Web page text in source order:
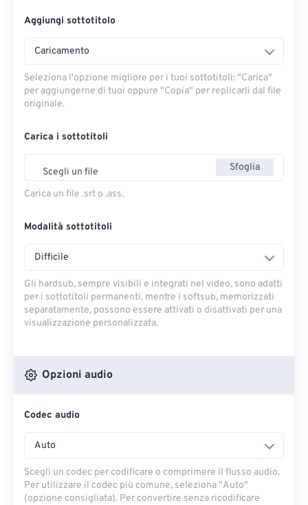
Aggiungi sottotitolo
Caricamento
Seleziona l'opzione migliore per i tuoi sottotitoli: "Carica" ​​
per aggiungerne di tuoi oppure "Copia" per replicarli dal file
originale.
Carica i sottotitoli
Scegli un file Sfoglia
Carica un file .srt o .ass.
Modalità sottotitoli
Difficile
Gli hardsub, sempre visibili e integrati nel video, sono adatti
per i sottotitoli permanenti, mentre i softsub, memorizzati
separatamente, possono essere attivati ​​o disattivati ​​per una
visualizzazione personalizzata.
Opzioni audio
Codec audio
Auto
Scegli un codec per codificare o comprimere il flusso audio.
Per utilizzare il codec più comune, seleziona "Auto"
(opzione consigliata). Per convertire senza ricodificare